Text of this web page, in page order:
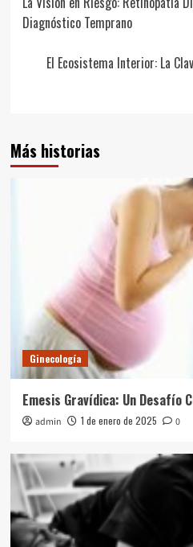
de
entradas
Diagnóstico Temprano
El Ecosistema Interior: La
Más historias
Ginecología
Emesis Gravídica: Un Desafío
admin 1 de enero de 2025 0